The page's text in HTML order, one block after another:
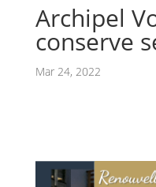
Archipel
conserve
Mar 24, 2022